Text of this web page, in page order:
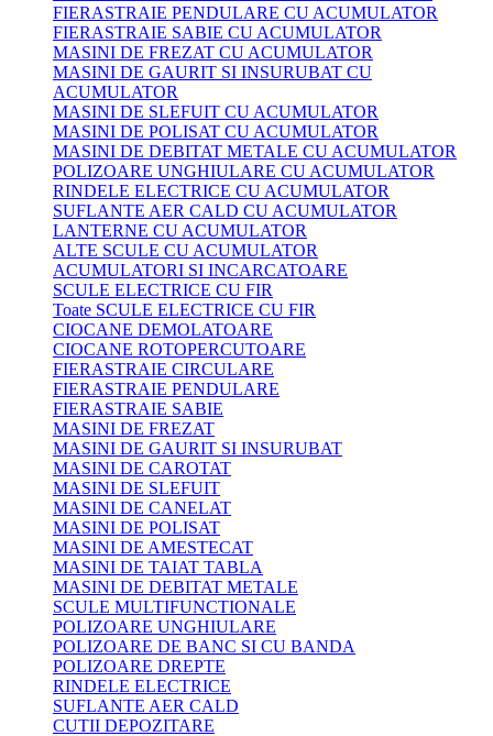
FIERASTRAIE PENDULARE CU ACUMULATOR
FIERASTRAIE SABIE CU ACUMULATOR
MASINI DE FREZAT CU ACUMULATOR
MASINI DE GAURIT SI INSURUBAT CU
ACUMULATOR
MASINI DE SLEFUIT CU ACUMULATOR
MASINI DE POLISAT CU ACUMULATOR
MASINI DE DEBITAT METALE CU ACUMULATOR
POLIZOARE UNGHIULARE CU ACUMULATOR
RINDELE ELECTRICE CU ACUMULATOR
SUFLANTE AER CALD CU ACUMULATOR
LANTERNE CU ACUMULATOR
ALTE SCULE CU ACUMULATOR
ACUMULATORI SI INCARCATOARE
SCULE ELECTRICE CU FIR
Toate SCULE ELECTRICE CU FIR
CIOCANE DEMOLATOARE
CIOCANE ROTOPERCUTOARE
FIERASTRAIE CIRCULARE
FIERASTRAIE PENDULARE
FIERASTRAIE SABIE
MASINI DE FREZAT
MASINI DE GAURIT SI INSURUBAT
MASINI DE CAROTAT
MASINI DE SLEFUIT
MASINI DE CANELAT
MASINI DE POLISAT
MASINI DE AMESTECAT
MASINI DE TAIAT TABLA
MASINI DE DEBITAT METALE
SCULE MULTIFUNCTIONALE
POLIZOARE UNGHIULARE
POLIZOARE DE BANC SI CU BANDA
POLIZOARE DREPTE
RINDELE ELECTRICE
SUFLANTE AER CALD
CUTII DEPOZITARE